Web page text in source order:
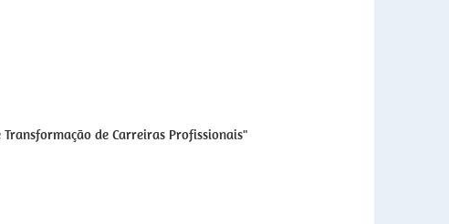
de Carreiras Profissionais"